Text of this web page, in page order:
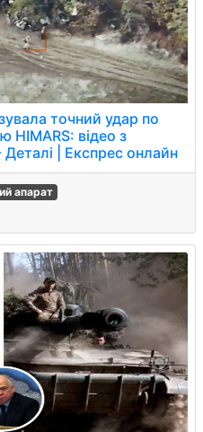
точний удар по
HIMARS: відео з
| Експрес онлайн
апарат